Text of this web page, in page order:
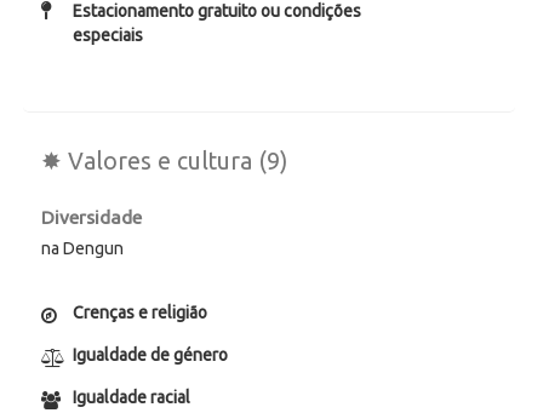
Estacionamento gratuito ou condições
especiais
✸ Valores e cultura (9)
Diversidade
na Dengun
Crenças e religião
Igualdade de género
Igualdade racial